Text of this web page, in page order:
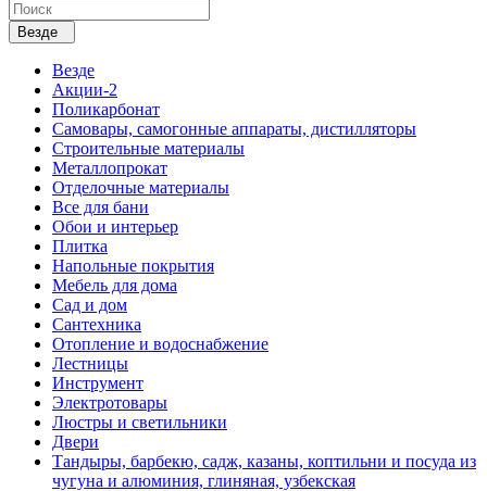
Везде
Везде
Акции-2
Поликарбонат
Самовары, самогонные аппараты, дистилляторы
Строительные материалы
Металлопрокат
Отделочные материалы
Все для бани
Обои и интерьер
Плитка
Напольные покрытия
Мебель для дома
Сад и дом
Сантехника
Отопление и водоснабжение
Лестницы
Инструмент
Электротовары
Люстры и светильники
Двери
Тандыры, барбекю, садж, казаны, коптильни и посуда из
чугуна и алюминия, глиняная, узбекская